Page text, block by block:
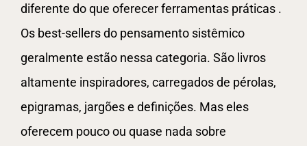
diferente do que oferecer ferramentas práticas .
Os best-sellers do pensamento sistêmico
geralmente estão nessa categoria. São livros
altamente inspiradores, carregados de pérolas,
epigramas, jargões e definições. Mas eles
oferecem pouco ou quase nada sobre